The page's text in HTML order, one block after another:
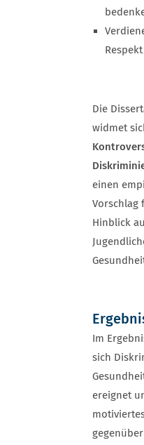
Die
widmet
einen
Vorschlag
Hinblick
Im
sich
ereignet